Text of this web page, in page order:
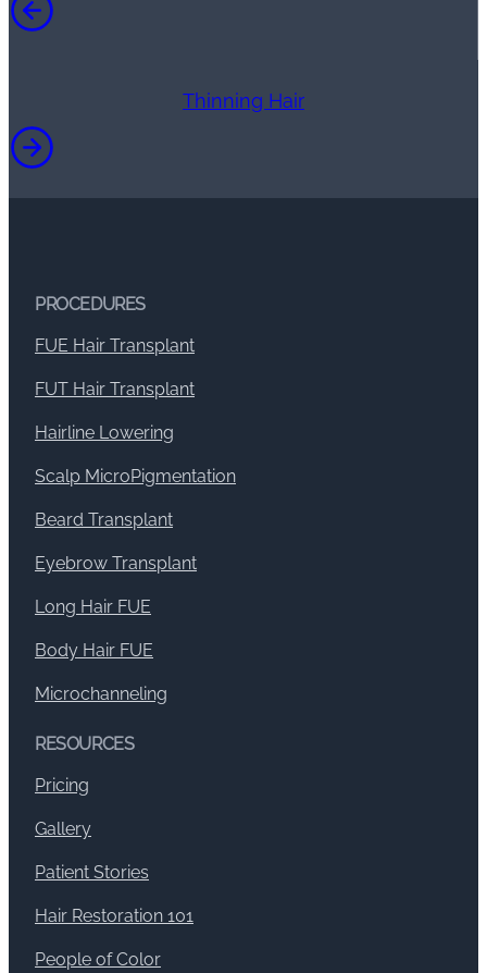
Thinning Hair
PROCEDURES
FUE Hair Transplant
FUT Hair Transplant
Hairline Lowering
Scalp MicroPigmentation
Beard Transplant
Eyebrow Transplant
Long Hair FUE
Body Hair FUE
Microchanneling
RESOURCES
Pricing
Gallery
Patient Stories
Hair Restoration 101
People of Color